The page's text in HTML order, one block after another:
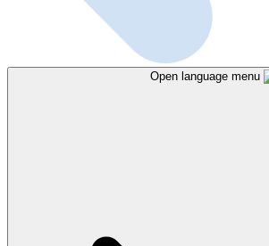
Open language menu